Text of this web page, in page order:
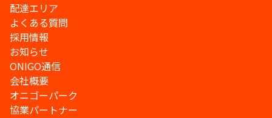
配達エリア
よくある質問
採用情報
お知らせ
ONIGO通信
会社概要
オニゴーパーク
協業パートナー